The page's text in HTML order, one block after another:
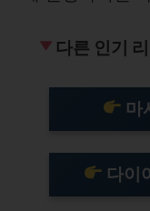
다른 인기
마
다이